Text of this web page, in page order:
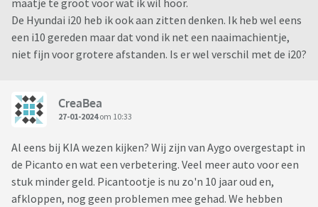
maatje te groot voor wat ik wil hoor.
De Hyundai i20 heb ik ook aan zitten denken. Ik heb wel eens
een i10 gereden maar dat vond ik net een naaimachientje,
niet fijn voor grotere afstanden. Is er wel verschil met de i20?
CreaBea
27-01-2024om 10:33
Al eens bij KIA wezen kijken? Wij zijn van Aygo overgestapt in
de Picanto en wat een verbetering. Veel meer auto voor een
stuk minder geld. Picantootje is nu zo'n 10 jaar oud en,
afkloppen, nog geen problemen mee gehad. We hebben